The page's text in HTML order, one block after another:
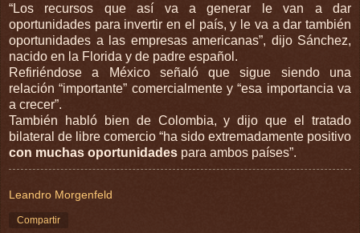
“Los recursos que así va a generar le van a dar
oportunidades para invertir en el país, y le va a dar también
oportunidades a las empresas americanas”, dijo Sánchez,
nacido en la Florida y de padre español.
Refiriéndose a México señaló que sigue siendo una
relación “importante” comercialmente y “esa importancia va
a crecer”.
También habló bien de Colombia, y dijo que el tratado
bilateral de libre comercio “ha sido extremadamente positivo
con muchas oportunidades para ambos países”.
Leandro Morgenfeld
Compartir